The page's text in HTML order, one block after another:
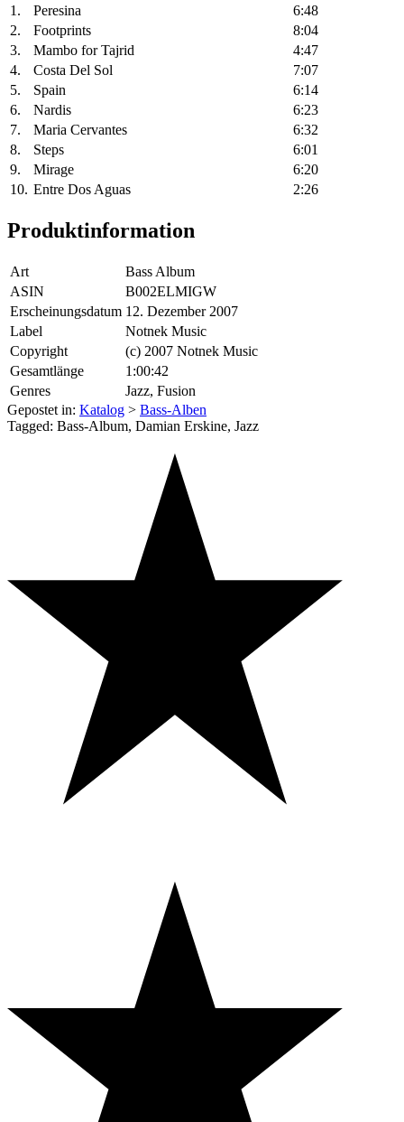
1.
Peresina
6:48
2.
Footprints
8:04
3.
Mambo for Tajrid
4:47
4.
Costa Del Sol
7:07
5.
Spain
6:14
6.
Nardis
6:23
7.
Maria Cervantes
6:32
8.
Steps
6:01
9.
Mirage
6:20
10. Entre Dos Aguas 2:26
Produktinformation
Art
Bass Album
ASIN
B002ELMIGW
Erscheinungsdatum 12. Dezember 2007
Label
Notnek Music
Copyright
(c) 2007 Notnek Music
Gesamtlänge
1:00:42
Genres
Jazz, Fusion
Gepostet in: Katalog > Bass-Alben
Tagged: Bass-Album, Damian Erskine, Jazz